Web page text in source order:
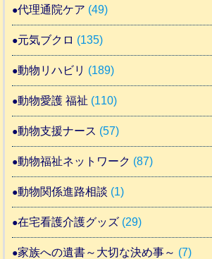
代理通院ケア (49)
元気ブクロ (135)
動物リハビリ (189)
動物愛護 福祉 (110)
動物支援ナース (57)
動物福祉ネットワーク (87)
動物関係進路相談 (1)
在宅看護介護グッズ (29)
家族への遺書～大切な決め事～ (7)